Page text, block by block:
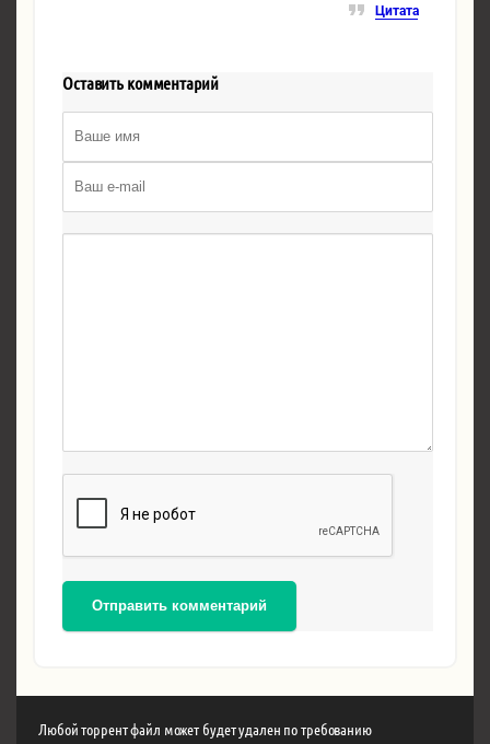
Цитата
Оставить комментарий
Отправить комментарий
Любой торрент файл может будет удален по требованию